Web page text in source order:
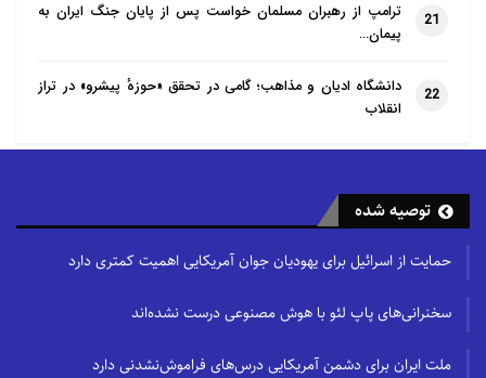
21
ترامپ از رهبران مسلمان خواست پس از پایان جنگ ایران به
پیمان…
22
دانشگاه ادیان و مذاهب؛ گامی در تحقق «حوزهٔ پیشرو» در تراز
انقلاب
توصیه شده
حمایت از اسرائیل برای یهودیان جوان آمریکایی اهمیت کمتری دارد
سخنرانی‌های پاپ لئو با هوش مصنوعی درست نشده‌اند
ملت ایران برای دشمن آمریکایی درس‌های فراموش‌نشدنی دارد